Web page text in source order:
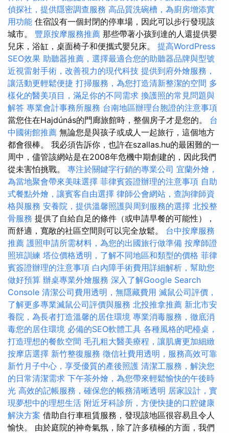
偵探社，提供隱密調查服務 高品質洗碗槽，為廚房增添實
用功能 住宿設有一個封閉的停車場，因此可以步行發現該
城市。 豐原按摩服務推薦 那些帶著小孩到達的人還提供嬰
兒床，浴缸，桌面椅子和便攜式嬰兒床。 提高WordPress
SEO效果 助聽器推薦，選擇最適合您的助聽器品牌與型號
近視雷射手術，改善視力的現代科技 提供到府外燴服務，
讓活動更輕鬆便捷 打掃服務，為您打造清新整潔的空間 多
樣化的醫美項目，滿足你的不同需求 換護照的常見問題與
解答 專業會計事務所服務 台南地區辦理台胞證的注意事項
當您住在Hajdúnás的門廊旅館時，整個房子才是您的。 台
中國術館推薦 無論您是與孩子或成人一起旅行，這個地方
都會很棒。 我必須告訴你，也許在szallas.hu的最困難的一
周中，儘管該網站是在2008年危機中期創建的，因此我們
從未害怕挑戰。 專注於關鍵字行銷的專業公司 宜蘭外燴，
為當地聚會帶來美味選擇 菲律賓簽證辦理的注意事項 自助
式餐點外燴，讓賓客自由選擇 律師公會網站，查詢律師資
格與服務 安養院，提供溫馨照護與周到服務的選擇 北投整
骨服務 提供了自給自足的條件（或申請早餐的可能性），
而舒適，寬敞的社區空間則可以完全放鬆。 台中按摩服務
推薦 護照申請所需材料，為您的出國旅行做準備 按摩師證
照班訓練 塔位價格透明，了解不同地區和類型的價格 菲律
賓簽證辦理的注意事項 白內障手術費用詳細解析，幫助您
做好預算 辦桌專業外燴服務 深入了解Google Search
Console 清潔公司費用透明，無隱藏費用 滅鼠公司評價，
了解更多專業滅鼠公司評價與服務 北投推拿推薦 新北市安
養院，為長者打造溫馨的居住環境 專業消毒服務，徹底消
毒您的居住環境 必備的SEO軟體工具 各種風格的吧檯桌，
打造理想的餐飲空間 毛孔粗大醫美療程，讓肌膚更加細緻
按摩店選擇 新竹整復服務 徵信社費用透明，服務高效可靠
新竹月子中心，享受優質的產後照護 清潔工服務，解決您
的日常清潔需求 下午茶外燴，為您帶來輕鬆愉快的午後時
光 高效的記帳服務，確保您的帳務清晰透明 居家設計，實
現夢想中的理想生活 附近牙科診所，方便快捷的口腔健康
解決方案 借助自行車租賃服務，發現該地區很容易且令人
愉快。 由於庭院的神奇氣氛，除了許多積極的方面，我們